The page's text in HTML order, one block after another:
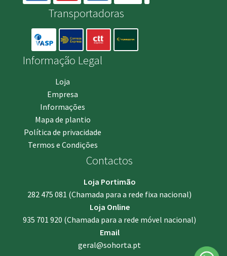
Transportadoras
Informação Legal
Loja
Empresa
Informações
Mapa de plantio
Política de privacidade
Termos e Condições
Contactos
Loja Portimão
282 475 081 (Chamada para a rede fixa nacional)
Loja Online
935 701 920 (Chamada para a rede móvel nacional)
Email
geral@sohorta.pt